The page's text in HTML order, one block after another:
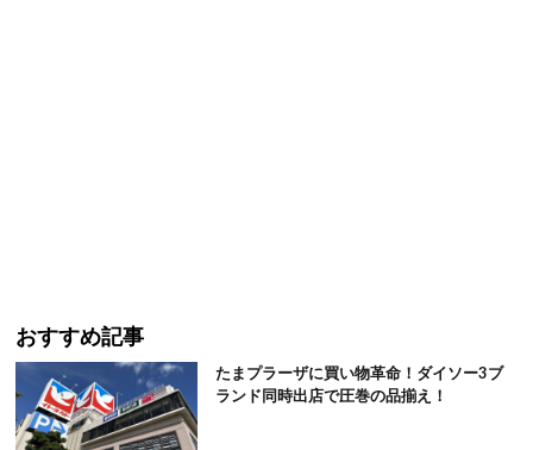
おすすめ記事
たまプラーザに買い物革命！ダイソー3ブ
ランド同時出店で圧巻の品揃え！